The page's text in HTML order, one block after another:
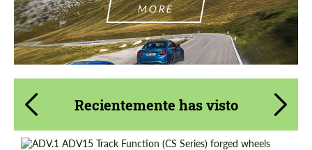
MORE
Recientemente has visto